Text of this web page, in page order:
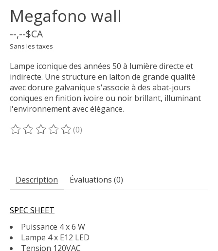
Megafono wall
--,--$CA
Sans les taxes
Lampe iconique des années 50 à lumière directe et
indirecte. Une structure en laiton de grande qualité
avec dorure galvanique s'associe à des abat-jours
coniques en finition ivoire ou noir brillant, illuminant
l'environnement avec élégance.
Ce produit est évalué à
(0)
Description Évaluations (0)
SPEC SHEET
Puissance 4 x 6 W
Lampe 4 x E12 LED
Tension 120VAC